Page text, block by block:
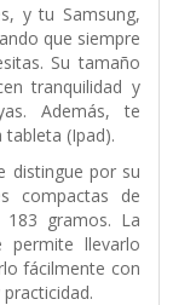
y tu Samsung,
que siempre
Su tamaño
tranquilidad y
Además, te
(Ipad).
distingue por su
compactas de
gramos. La
permite llevarlo
fácilmente con